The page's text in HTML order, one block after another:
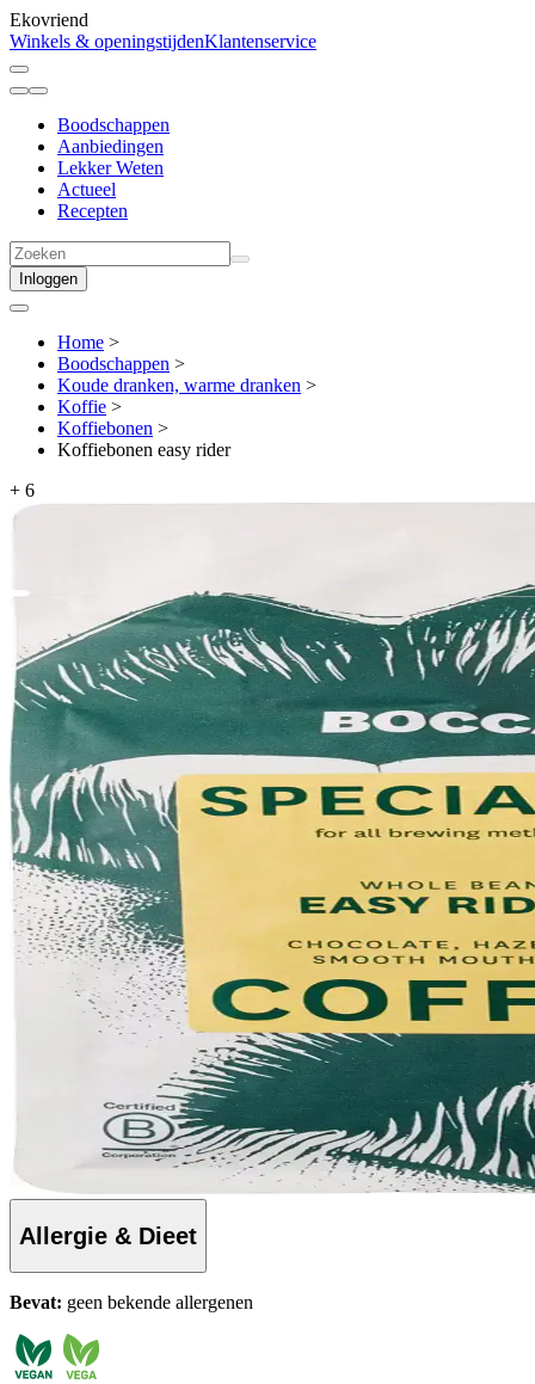
Ekovriend
Winkels & openingstijdenKlantenservice
Boodschappen
Aanbiedingen
Lekker Weten
Actueel
Recepten
Inloggen
Home >
Boodschappen >
Koude dranken, warme dranken >
Koffie >
Koffiebonen >
Koffiebonen easy rider
+ 6
Allergie & Dieet
Bevat: geen bekende allergenen